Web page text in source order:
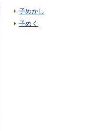
子めかし
子めく